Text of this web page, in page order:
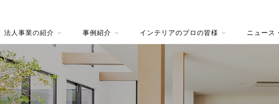
法人事業の紹介 事例紹介 インテリアのプロの皆様 ニュース